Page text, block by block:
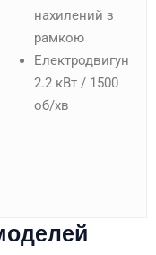
нахилений з
рамкою
Електродвигун
2.2 кВт / 1500
об/хв